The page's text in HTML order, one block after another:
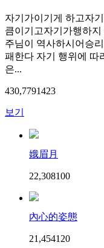
자기가이기게 하고자
큼이기고자기가행하
주님이 역사하시어승
패한다 자기 행위에 따
은...
430,7791423
보기
娥眉月
22,308100
內心的姿態
21,454120